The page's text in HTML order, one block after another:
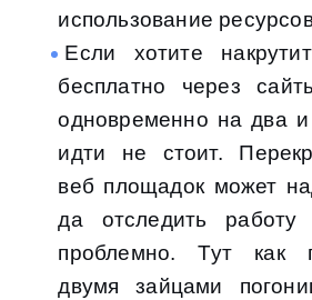
использование
Если хотите
бесплатно через
одновременно на два
идти не стоит.
веб площадок может
да отследить работу
проблемно. Тут как
двумя зайцами